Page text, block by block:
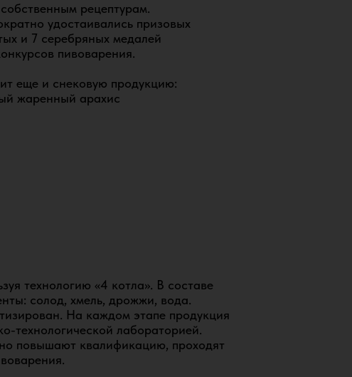
рецептурам.
удостаивались призовых
и 7 серебряных медалей
пивоварения.
еще и снековую продукцию:
жаренный арахис
рецептурам. Наши
удостаивались призовых мест.
7 серебряных медалей
пивоварения.
еще
по ГОСТу: в составе 4 компонента –
проходит через лабораторию входного
технологию «4 котла». В составе
солод, хмель, дрожжи, вода.
На каждом этапе продукция
технологической лабораторией.
повышают квалификацию, проходят